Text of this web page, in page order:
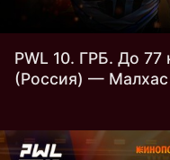
PWL 10. ГРБ. До 77
(Россия) —